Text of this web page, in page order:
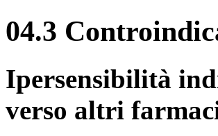
04.3
Ipersensibilità
verso altri